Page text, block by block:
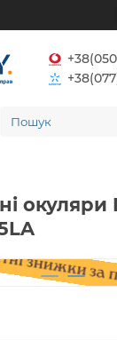
окуляри